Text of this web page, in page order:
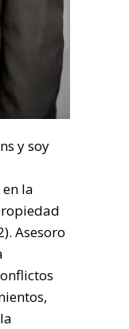
y soy
la
Asesoro